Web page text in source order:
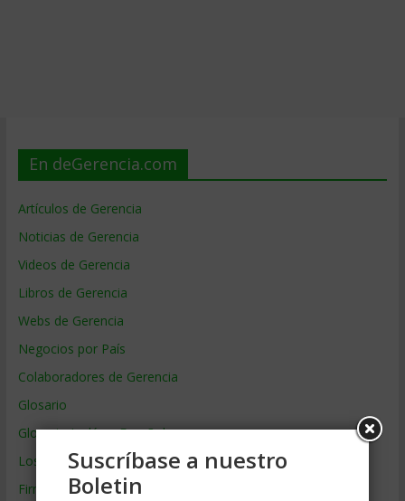
En deGerencia.com
Artículos de Gerencia
Noticias de Gerencia
Videos de Gerencia
Libros de Gerencia
Webs de Gerencia
Negocios por País
Colaboradores de Gerencia
Glosario
Glosario Inglés – Español
Los mejores MBA
Firmas de Gerencia
Suscríbase a nuestro
Boletin